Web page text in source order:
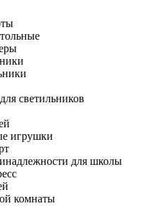
светильников
игрушки
для школы
комнаты